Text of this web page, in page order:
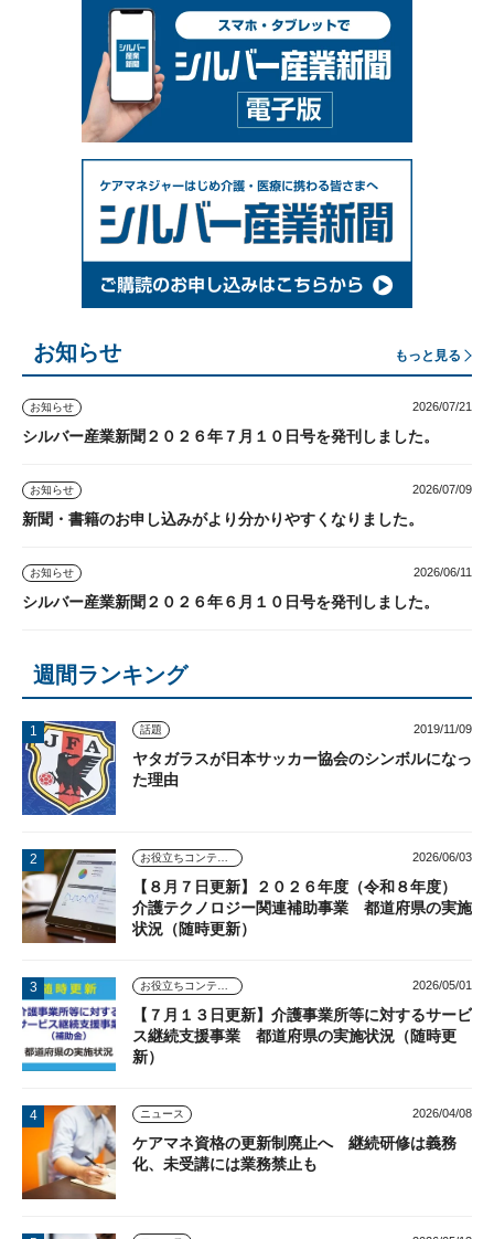
お知らせ もっと見る
お知らせ 2026/07/21
シルバー産業新聞２０２６年７月１０日号を発刊しました。
お知らせ 2026/07/09
新聞・書籍のお申し込みがより分かりやすくなりました。
お知らせ 2026/06/11
シルバー産業新聞２０２６年６月１０日号を発刊しました。
週間ランキング
話題 2019/11/09
ヤタガラスが日本サッカー協会のシンボルになっ
た理由
2026/06/03
【８月７日更新】２０２６年度（令和８年度）
介護テクノロジー関連補助事業 都道府県の実施
状況（随時更新）
2026/05/01
【７月１３日更新】介護事業所等に対するサービ
ス継続支援事業 都道府県の実施状況（随時更
新）
ニュース 2026/04/08
ケアマネ資格の更新制廃止へ 継続研修は義務
化、未受講には業務禁止も